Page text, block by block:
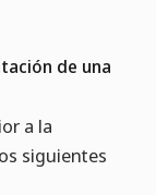
de una
a la
siguientes